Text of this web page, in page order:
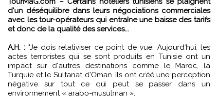
d'un déséquilibre dans leurs négociations commerciales
avec les tour-opérateurs qui entraîne une baisse des tarifs
et donc de la qualité des services...
A.H. :"Je dois relativiser ce point de vue. Aujourd'hui, les
actes terroristes qui se sont produits en Tunisie ont un
impact sur d'autres destinations comme le Maroc, la
Turquie et le Sultanat d'Oman. Ils ont créé une perception
négative sur tout ce qui peut se passer dans un
environnement « arabo-musulman ».